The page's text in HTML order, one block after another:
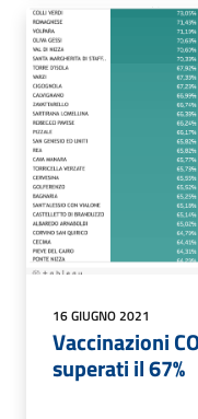
16 GIUGNO 2021
Vaccinazioni
superati il 67%